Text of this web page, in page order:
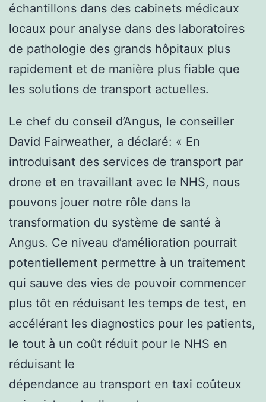
échantillons dans des cabinets médicaux
locaux pour analyse dans des laboratoires
de pathologie des grands hôpitaux plus
rapidement et de manière plus fiable que
les solutions de transport actuelles.
Le chef du conseil d’Angus, le conseiller
David Fairweather, a déclaré: « En
introduisant des services de transport par
drone et en travaillant avec le NHS, nous
pouvons jouer notre rôle dans la
transformation du système de santé à
Angus. Ce niveau d’amélioration pourrait
potentiellement permettre à un traitement
qui sauve des vies de pouvoir commencer
plus tôt en réduisant les temps de test, en
accélérant les diagnostics pour les patients,
le tout à un coût réduit pour le NHS en
réduisant le
dépendance au transport en taxi coûteux